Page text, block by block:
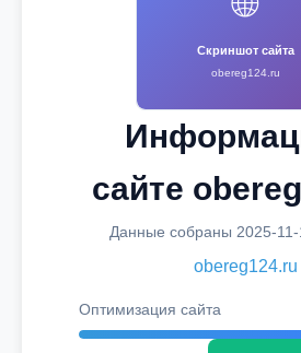
Скриншот сайта
obereg124.ru
сайте
Данные собраны 2025-
obereg124.ru
Оптимизация сайта